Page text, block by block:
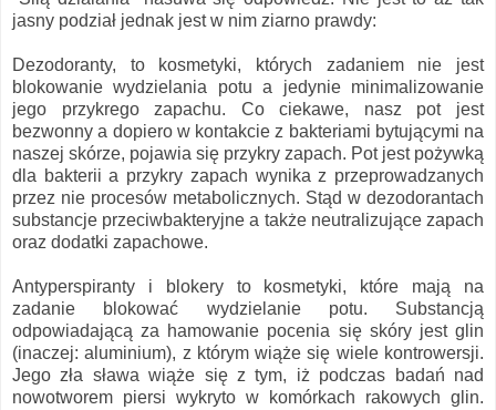
jasny podział jednak jest w nim ziarno prawdy:
Dezodoranty, to kosmetyki, których zadaniem nie jest
blokowanie wydzielania potu a jedynie minimalizowanie
jego przykrego zapachu. Co ciekawe, nasz pot jest
bezwonny a dopiero w kontakcie z bakteriami bytującymi na
naszej skórze, pojawia się przykry zapach. Pot jest pożywką
dla bakterii a przykry zapach wynika z przeprowadzanych
przez nie procesów metabolicznych. Stąd w dezodorantach
substancje przeciwbakteryjne a także neutralizujące zapach
oraz dodatki zapachowe.
Antyperspiranty i blokery to kosmetyki, które mają na
zadanie blokować wydzielanie potu. Substancją
odpowiadającą za hamowanie pocenia się skóry jest glin
(inaczej: aluminium), z którym wiąże się wiele kontrowersji.
Jego zła sława wiąże się z tym, iż podczas badań nad
nowotworem piersi wykryto w komórkach rakowych glin.